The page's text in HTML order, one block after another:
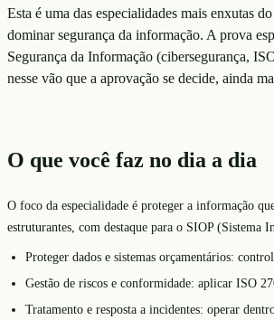
Esta é uma das especialidades mais enxutas
dominar segurança da informação. A prova
Segurança da Informação (cibersegurança,
nesse vão que a aprovação se decide, ainda
O que você faz no dia a dia
O foco da especialidade é proteger a informação
estruturantes, com destaque para o SIOP
Proteger dados e sistemas orçamentários:
Gestão de riscos e conformidade: aplicar ISO
Tratamento e resposta a incidentes: operar